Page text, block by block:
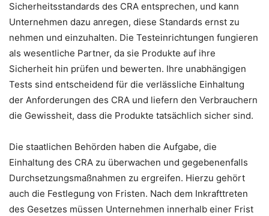
Sicherheitsstandards des CRA entsprechen, und kann
Unternehmen dazu anregen, diese Standards ernst zu
nehmen und einzuhalten. Die Testeinrichtungen fungieren
als wesentliche Partner, da sie Produkte auf ihre
Sicherheit hin prüfen und bewerten. Ihre unabhängigen
Tests sind entscheidend für die verlässliche Einhaltung
der Anforderungen des CRA und liefern den Verbrauchern
die Gewissheit, dass die Produkte tatsächlich sicher sind.
Die staatlichen Behörden haben die Aufgabe, die
Einhaltung des CRA zu überwachen und gegebenenfalls
Durchsetzungsmaßnahmen zu ergreifen. Hierzu gehört
auch die Festlegung von Fristen. Nach dem Inkrafttreten
des Gesetzes müssen Unternehmen innerhalb einer Frist